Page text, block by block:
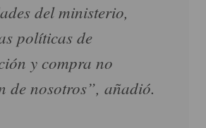
del ministerio,
políticas de
y compra no
de nosotros”, añadió.